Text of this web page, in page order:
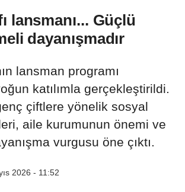
lansmanı... Güçlü
dayanışmadır
lansman programı
katılımla gerçekleştirildi.
çiftlere yönelik sosyal
aile kurumunun önemi ve
vurgusu öne çıktı.
2026 - 11:52